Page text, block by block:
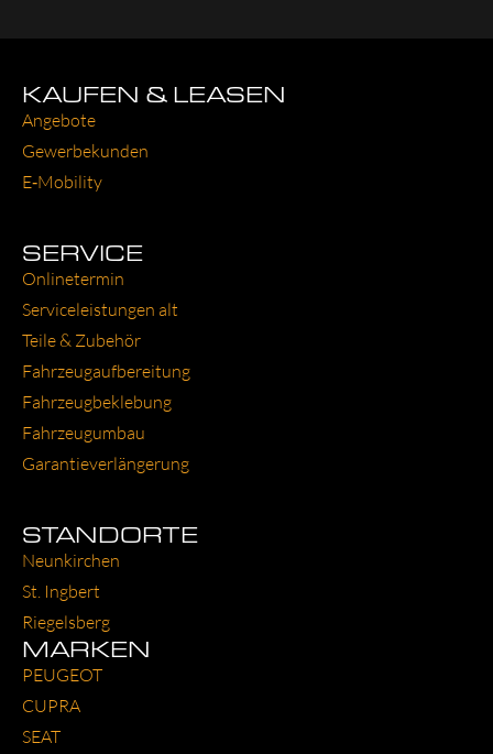
KAUFEN & LEASEN
Ange­bo­te
Gewer­be­kun­den
E‑Mobility
SERVICE
Online­ter­min
Ser­vice­leis­tun­gen alt
Tei­le & Zube­hör
Fahr­zeug­auf­be­rei­tung
Fahr­zeug­be­kle­bung
Fahr­zeug­um­bau
Garantie­verlängerung
STANDORTE
Neun­kir­chen
St. Ing­bert
Rie­gels­berg
MARKEN
PEU­GEOT
CUP­RA
SEAT